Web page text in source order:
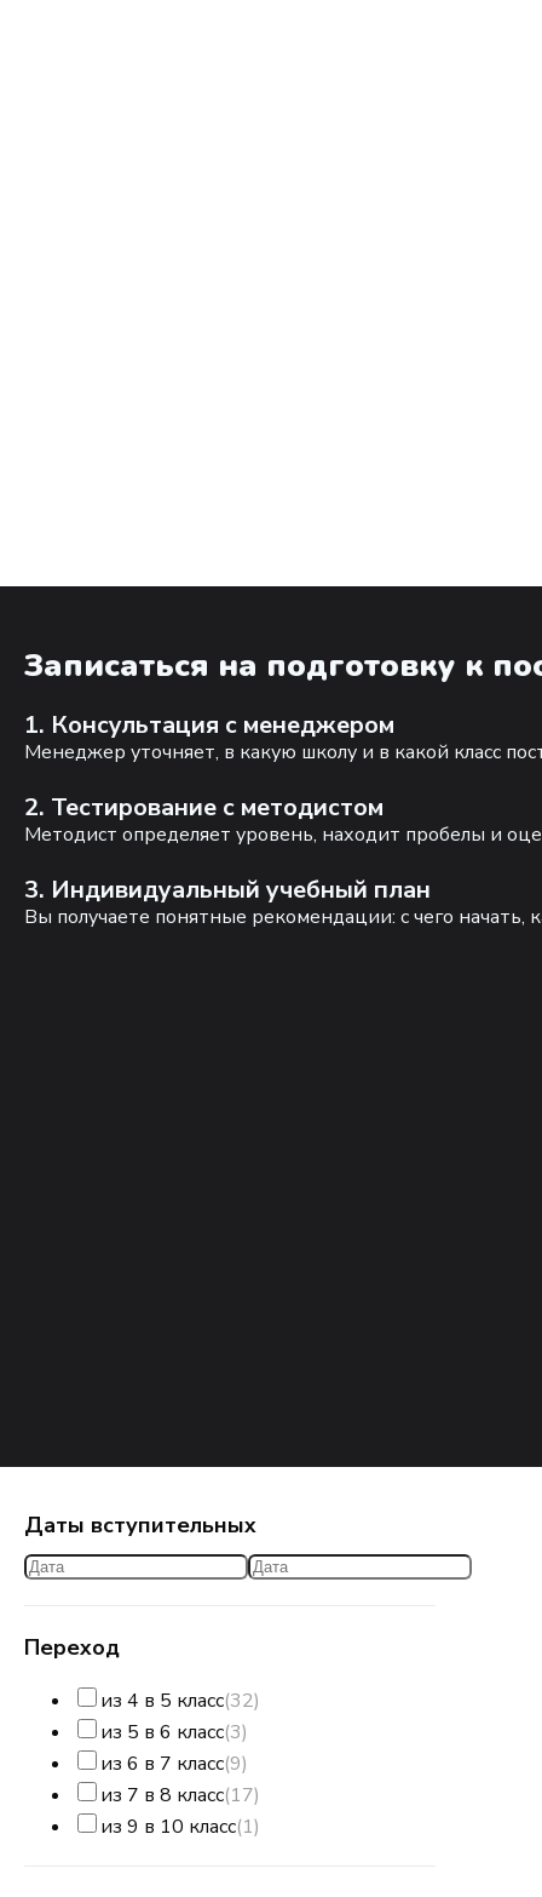
Записаться на подготовку к
1. Консультация с менеджером
Менеджер уточняет, в какую школу и в какой класс
2. Тестирование с методистом
Методист определяет уровень, находит пробелы и
3. Индивидуальный учебный план
Вы получаете понятные рекомендации: с чего начать,
Даты вступительных
Переход
из 4 в 5 класс(32)
из 5 в 6 класс(3)
из 6 в 7 класс(9)
из 7 в 8 класс(17)
из 9 в 10 класс(1)